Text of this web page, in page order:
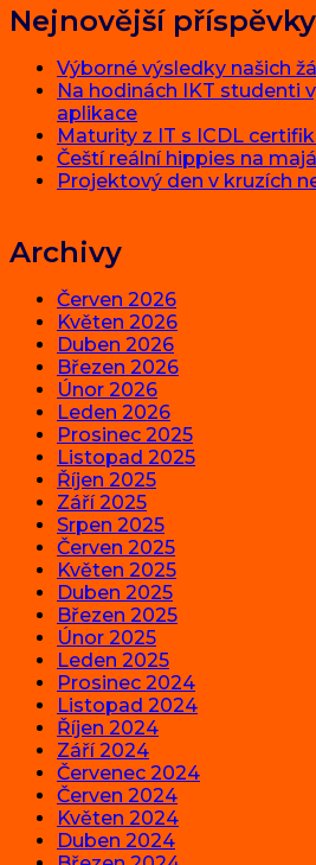
Nejnovější příspěvky
Výborné výsledky našich
Na hodinách IKT studenti
aplikace
Maturity z IT s ICDL
Čeští reální hippies na
Projektový den v kruzích
Archivy
Červen 2026
Květen 2026
Duben 2026
Březen 2026
Únor 2026
Leden 2026
Prosinec 2025
Listopad 2025
Říjen 2025
Září 2025
Srpen 2025
Červen 2025
Květen 2025
Duben 2025
Březen 2025
Únor 2025
Leden 2025
Prosinec 2024
Listopad 2024
Říjen 2024
Září 2024
Červenec 2024
Červen 2024
Květen 2024
Duben 2024